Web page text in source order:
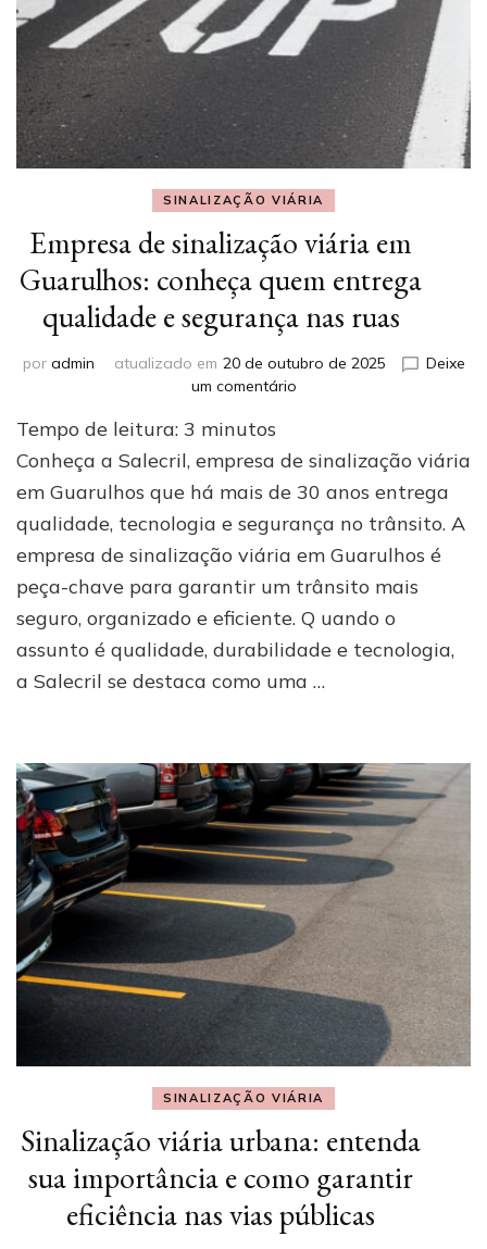
SINALIZAÇÃO VIÁRIA
Empresa de sinalização viária em
Guarulhos: conheça quem entrega
qualidade e segurança nas ruas
por admin atualizado em 20 de outubro de 2025
Deixe
um comentárioem
sinalização
em
Guarulhos:
conheça
quem
entrega
qualidade
segurança
nas
Tempo de leitura: 3 minutos
Conheça a Salecril, empresa de sinalização viária
em Guarulhos que há mais de 30 anos entrega
qualidade, tecnologia e segurança no trânsito. A
empresa de sinalização viária em Guarulhos é
peça-chave para garantir um trânsito mais
seguro, organizado e eficiente. Q uando o
assunto é qualidade, durabilidade e tecnologia,
a Salecril se destaca como uma …
SINALIZAÇÃO VIÁRIA
Sinalização viária urbana: entenda
sua importância e como garantir
eficiência nas vias públicas